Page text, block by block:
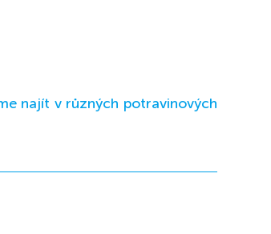
najít v různých potravinových